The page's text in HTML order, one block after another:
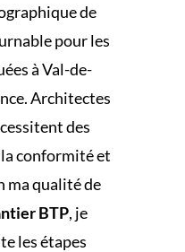
de
pour les
à Val-de-
Architectes
des
conformité et
ma qualité de
BTP, je
les étapes